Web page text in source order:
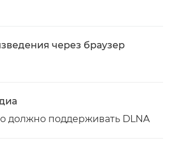
через браузер
должно поддерживать DLNA